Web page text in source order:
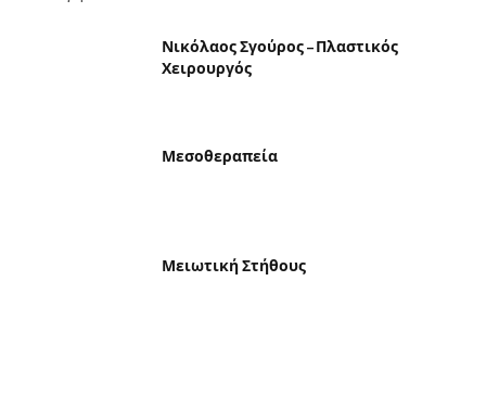
Νικόλαος Σγούρος – Πλαστικός
Χειρουργός
Μεσοθεραπεία
Μειωτική Στήθους